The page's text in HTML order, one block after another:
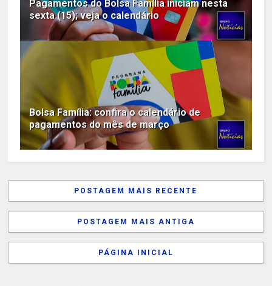
Pagamentos do Bolsa Família iniciam nesta
sexta (15); veja o calendário
Bolsa Família: confira o calendário de
pagamentos do mês de março
POSTAGEM MAIS RECENTE
POSTAGEM MAIS ANTIGA
PÁGINA INICIAL